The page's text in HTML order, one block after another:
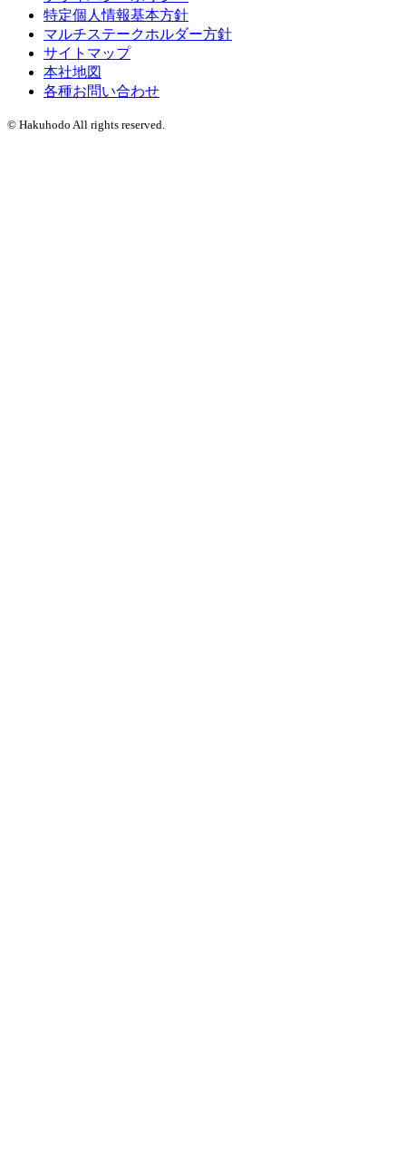
特定個人情報基本方針
マルチステークホルダー方針
サイトマップ
本社地図
各種お問い合わせ
© Hakuhodo All rights reserved.